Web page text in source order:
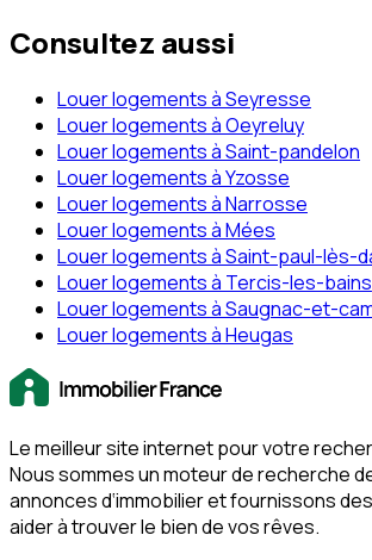
Consultez aussi
Louer logements à Seyresse
Louer logements à Oeyreluy
Louer logements à Saint-pandelon
Louer logements à Yzosse
Louer logements à Narrosse
Louer logements à Mées
Louer logements à Saint-paul-lès-
Louer logements à Tercis-les-bains
Louer logements à Saugnac-et-
Louer logements à Heugas
Le meilleur site internet pour votre
Nous sommes un moteur de recherche
annonces d‘immobilier et fournissons
aider à trouver le bien de vos rêves.